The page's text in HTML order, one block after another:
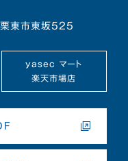
東市東坂525
yasec マート
楽天市場店